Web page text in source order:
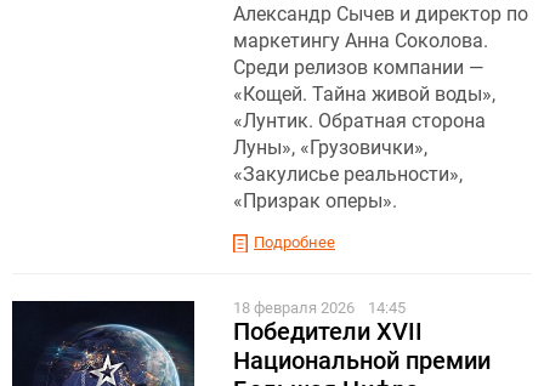
Александр Сычев и директор по
маркетингу Анна Соколова.
Среди релизов компании —
«Кощей. Тайна живой воды»,
«Лунтик. Обратная сторона
Луны», «Грузовички»,
«Закулисье реальности»,
«Призрак оперы».
Подробнее
18 февраля 2026 14:45
Победители XVII
Национальной премии